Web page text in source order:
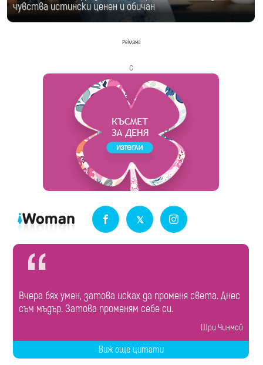
чувства истински ценен и обичан
Реклама
с
Вчера бях умен, затова исках да променя света. Днес
съм мъдър. Затова променям себе си.
Шри Чинмой
Виж още цитати